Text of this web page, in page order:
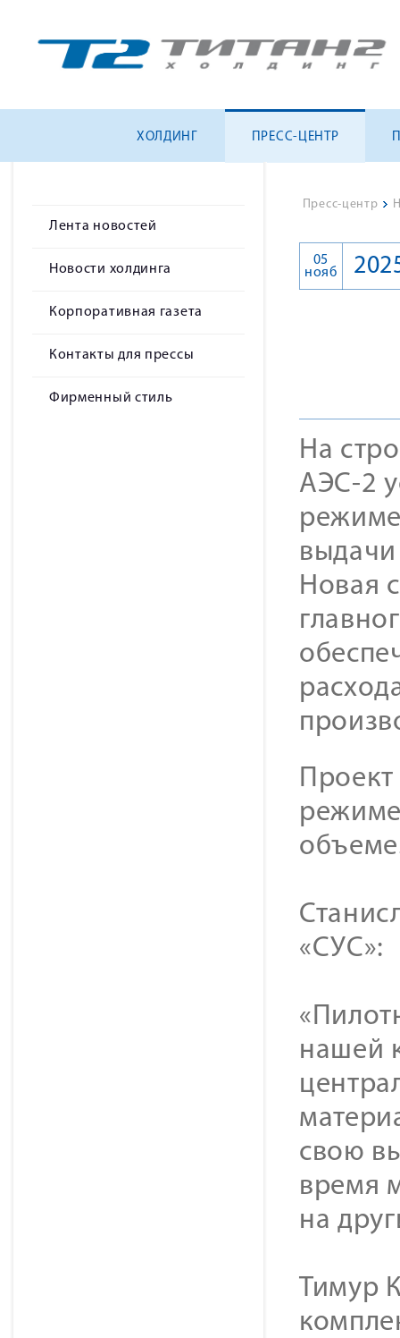
ХОЛДИНГ ПРЕСС-ЦЕНТР
Лента новостей
Новости холдинга
Корпоративная газета
Контакты для прессы
Фирменный стиль
Пресс-центр >
05
нояб
На
АЭС-2
Новая
Проект
«СУС»:
нашей
свою
время
на
Тимур